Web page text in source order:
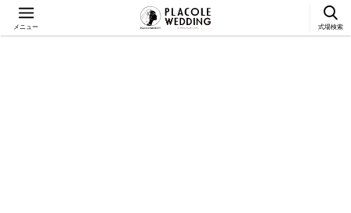
メニュー 式場検索